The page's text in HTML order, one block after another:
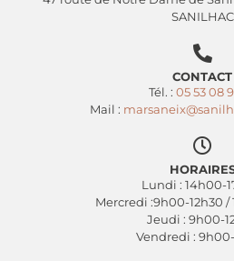
SANILHAC
CONTACT
Tél. : 05 53 08
Mail :
Lundi : 14h00-
Mercredi :9h00-12h30 /
Jeudi : 9h00-
Vendredi :